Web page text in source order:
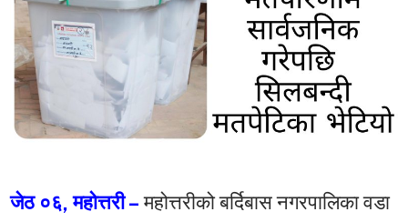
जेठ ०६, महोत्तरी – महोत्तरीको बर्दिबास नगरपालिका वडा